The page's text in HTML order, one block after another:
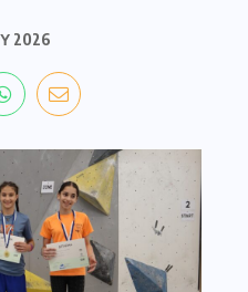
2026